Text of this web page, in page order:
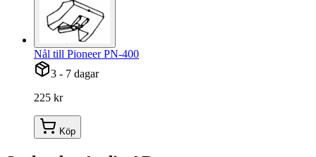
Nål till Pioneer PN-400
3 - 7 dagar
225 kr
Köp